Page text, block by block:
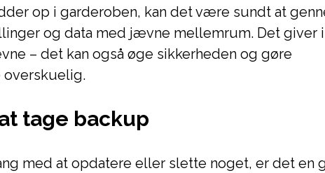
op i garderoben, kan det være sundt at
og data med jævne mellemrum. Det giver
– det kan også øge sikkerheden og gøre
overskuelig.
tage backup
med at opdatere eller slette noget, er det en